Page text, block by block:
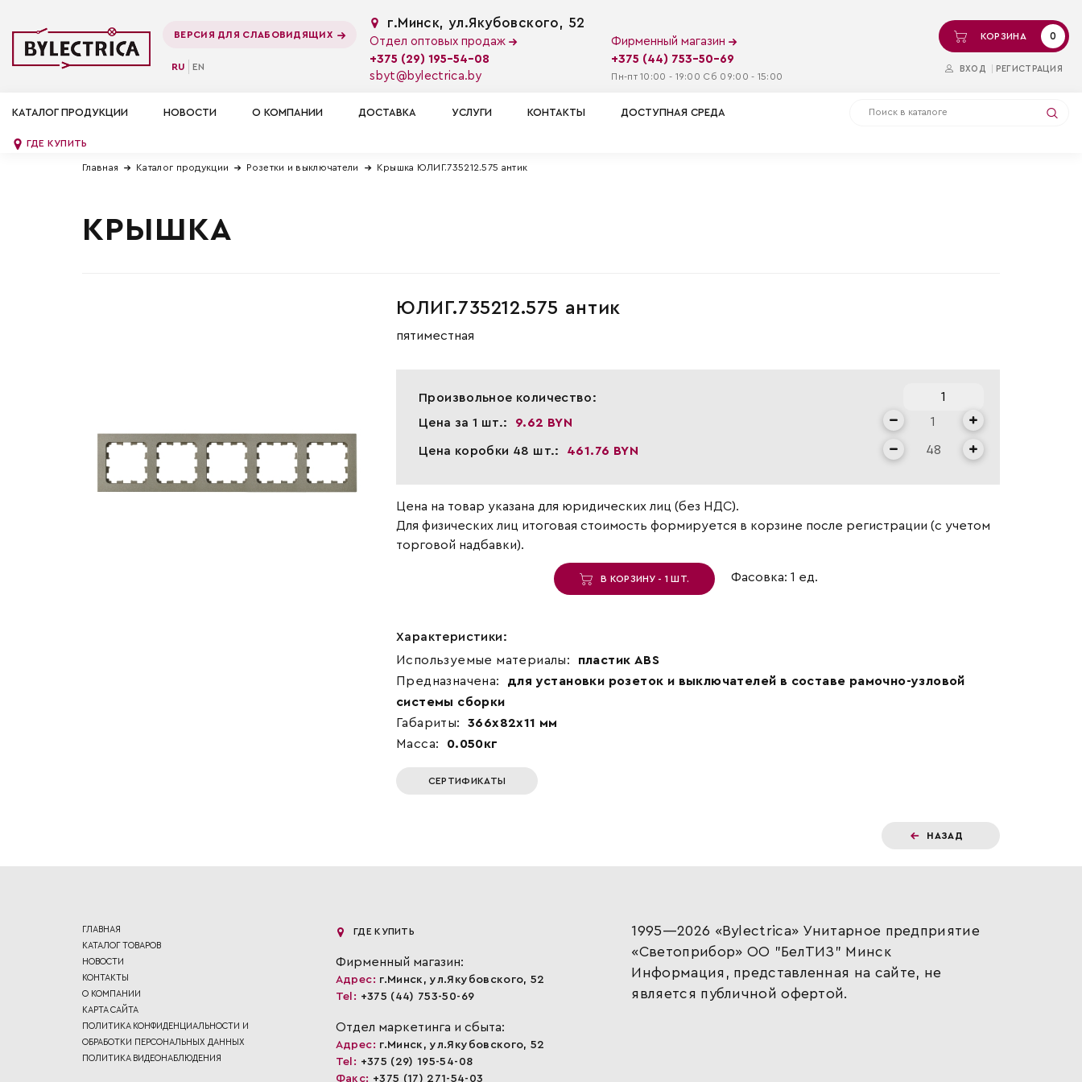
ВЕРСИЯ ДЛЯ СЛАБОВИДЯЩИХ
RU EN
г.Минск, ул.Якубовского, 52
Отдел оптовых продаж
+375 (29) 195-54-08
sbyt@bylectrica.by
Фирменный магазин
+375 (44) 753-50-69
Пн-пт 10:00 - 19:00 Сб 09:00 - 15:00
КОРЗИНА 0
ВХОД РЕГИСТРАЦИЯ
КАТАЛОГ ПРОДУКЦИИ НОВОСТИ О КОМПАНИИ ДОСТАВКА УСЛУГИ КОНТАКТЫ ДОСТУПНАЯ СРЕДА
ГДЕ КУПИТЬ
Главная Каталог продукции Розетки и выключатели Крышка ЮЛИГ.735212.575 антик
КРЫШКА
ЮЛИГ.735212.575 антик
пятиместная
Произвольное количество:
Цена за 1 шт.:
9.62 BYN
Цена коробки 48 шт.: 461.76 BYN
Цена на товар указана для юридических лиц (без НДС).
Для физических лиц итоговая стоимость формируется в корзине после регистрации (с учетом
торговой надбавки).
В КОРЗИНУ - 1 ШТ. Фасовка: 1 ед.
Характеристики:
Используемые материалы:
пластик ABS
Предназначена:
для установки розеток и выключателей в составе рамочно-узловой
системы сборки
Габариты:
366x82x11 мм
Масса:
0.050кг
СЕРТИФИКАТЫ
НАЗАД
ГЛАВНАЯ
КАТАЛОГ ТОВАРОВ
НОВОСТИ
КОНТАКТЫ
О КОМПАНИИ
КАРТА САЙТА
ПОЛИТИКА КОНФИДЕНЦИАЛЬНОСТИ И
ОБРАБОТКИ ПЕРСОНАЛЬНЫХ ДАННЫХ
ПОЛИТИКА ВИДЕОНАБЛЮДЕНИЯ
ГДЕ КУПИТЬ
Фирменный магазин:
Адрес: г.Минск, ул.Якубовского, 52
Tel: +375 (44) 753-50-69
Отдел маркетинга и сбыта:
Адрес: г.Минск, ул.Якубовского, 52
Tel: +375 (29) 195-54-08
Факс: +375 (17) 271-54-03
1995—2026 «Bylectrica» Унитарное предприятие
«Светоприбор» ОО "БелТИЗ" Минск
Информация, представленная на сайте, не
является публичной офертой.